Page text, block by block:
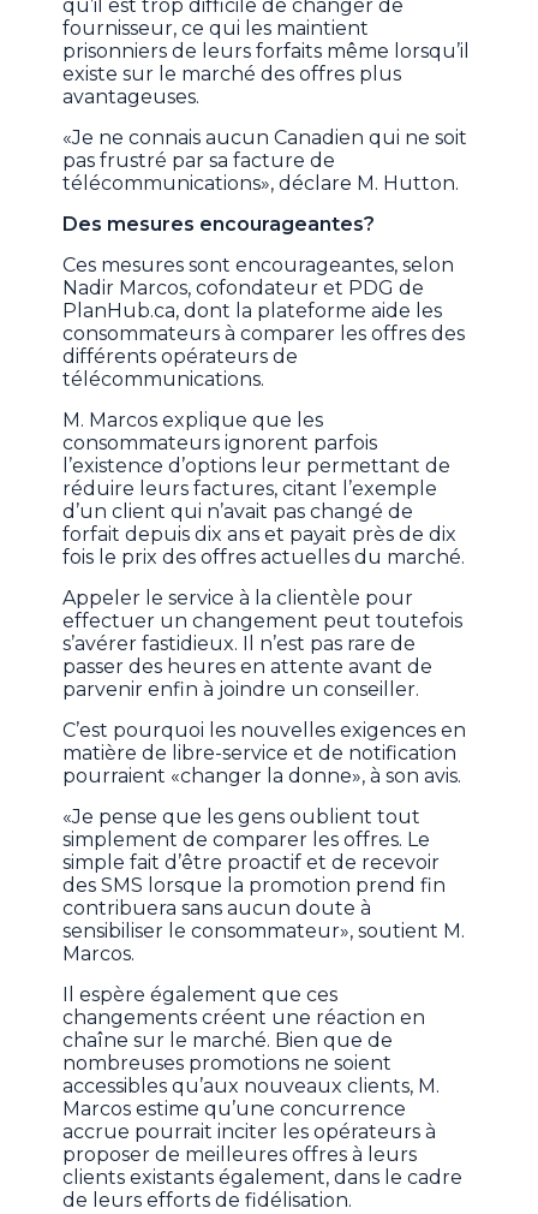
qu’il est trop difficile de changer de
fournisseur, ce qui les maintient
prisonniers de leurs forfaits même lorsqu’il
existe sur le marché des offres plus
avantageuses.
«Je ne connais aucun Canadien qui ne soit
pas frustré par sa facture de
télécommunications», déclare M. Hutton.
Des mesures encourageantes?
Ces mesures sont encourageantes, selon
Nadir Marcos, cofondateur et PDG de
PlanHub.ca, dont la plateforme aide les
consommateurs à comparer les offres des
différents opérateurs de
télécommunications.
M. Marcos explique que les
consommateurs ignorent parfois
l’existence d’options leur permettant de
réduire leurs factures, citant l’exemple
d’un client qui n’avait pas changé de
forfait depuis dix ans et payait près de dix
fois le prix des offres actuelles du marché.
Appeler le service à la clientèle pour
effectuer un changement peut toutefois
s’avérer fastidieux. Il n’est pas rare de
passer des heures en attente avant de
parvenir enfin à joindre un conseiller.
C’est pourquoi les nouvelles exigences en
matière de libre-service et de notification
pourraient «changer la donne», à son avis.
«Je pense que les gens oublient tout
simplement de comparer les offres. Le
simple fait d’être proactif et de recevoir
des SMS lorsque la promotion prend fin
contribuera sans aucun doute à
sensibiliser le consommateur», soutient M.
Marcos.
Il espère également que ces
changements créent une réaction en
chaîne sur le marché. Bien que de
nombreuses promotions ne soient
accessibles qu’aux nouveaux clients, M.
Marcos estime qu’une concurrence
accrue pourrait inciter les opérateurs à
proposer de meilleures offres à leurs
clients existants également, dans le cadre
de leurs efforts de fidélisation.